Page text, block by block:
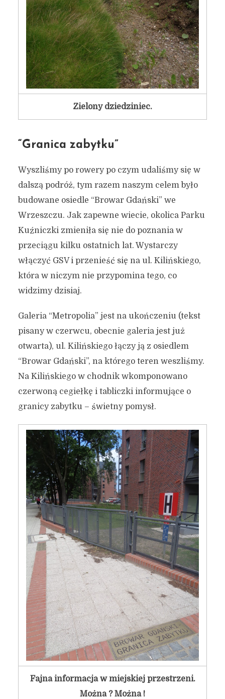
Autor:Kamil Sulewski
Zielony dziedziniec.
“Granica zabytku”
Wyszliśmy po rowery po czym udaliśmy się w
dalszą podróż, tym razem naszym celem było
budowane osiedle “Browar Gdański” we
Wrzeszczu. Jak zapewne wiecie, okolica Parku
Kuźniczki zmieniła się nie do poznania w
przeciągu kilku ostatnich lat. Wystarczy
włączyć GSV i przenieść się na ul. Kilińskiego,
która w niczym nie przypomina tego, co
widzimy dzisiaj.
Galeria “Metropolia” jest na ukończeniu (tekst
pisany w czerwcu, obecnie galeria jest już
otwarta), ul. Kilińskiego łączy ją z osiedlem
“Browar Gdański”, na którego teren weszliśmy.
Na Kilińskiego w chodnik wkomponowano
czerwoną cegiełkę i tabliczki informujące o
granicy zabytku – świetny pomysł.
Fajna informacja w miejskiej przestrzeni.
Można ? Można !